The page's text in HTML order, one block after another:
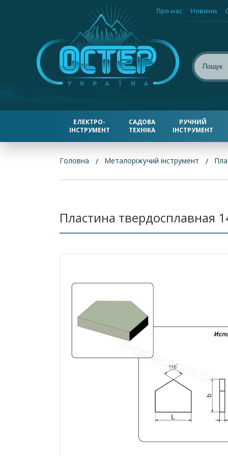
Про нас Новини
ЕЛЕКТРО-
ІНСТРУМЕНТ
САДОВА
ТЕХНІКА
РУЧНИЙ
ІНСТРУМЕНТ
Головна Металоріжучий інструмент
Пластина твердосплавная